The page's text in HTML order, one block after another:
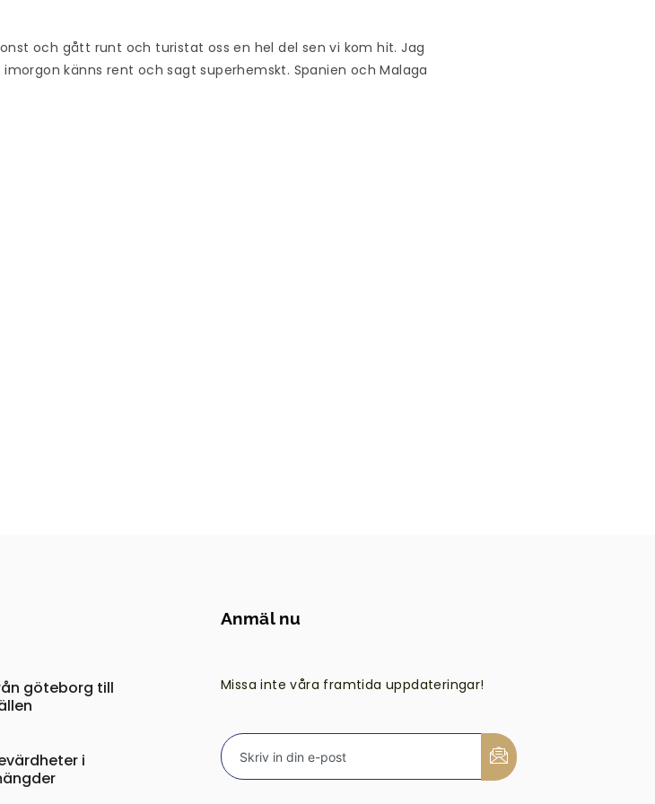
och gått runt och turistat oss en hel del sen vi kom hit. Jag
känns rent och sagt superhemskt. Spanien och Malaga
göteborg till
i
Anmäl nu
Missa inte våra framtida uppdateringar!